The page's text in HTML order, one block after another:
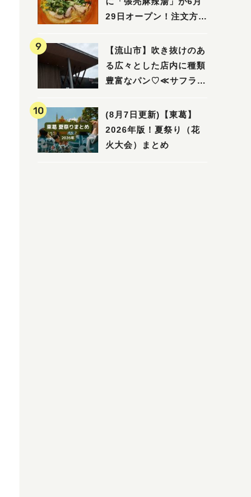
29日オープン！注文方法
ビュー
【流山市】吹き抜けのあ
る広々とした店内に種類
豊富なパン♡≪サフラン
(8月7日更新)【東葛】
2026年版！夏祭り（花
火大会）まとめ